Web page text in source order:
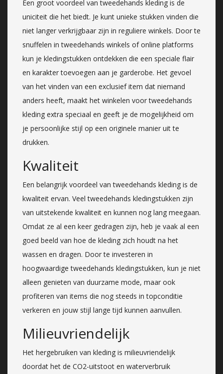
Een groot voordeel van tweedehands kleding is de
uniciteit die het biedt. Je kunt unieke stukken vinden die
niet langer verkrijgbaar zijn in reguliere winkels. Door te
snuffelen in tweedehands winkels of online platforms
kun je kledingstukken ontdekken die een speciale flair
en karakter toevoegen aan je garderobe. Het gevoel
van het vinden van een exclusief item dat niemand
anders heeft, maakt het winkelen voor tweedehands
kleding extra speciaal en geeft je de mogelijkheid om
je persoonlijke stijl op een originele manier uit te
drukken.
Kwaliteit
Een belangrijk voordeel van tweedehands kleding is de
kwaliteit ervan. Veel tweedehands kledingstukken zijn
van uitstekende kwaliteit en kunnen nog lang meegaan.
Omdat ze al een keer gedragen zijn, heb je vaak al een
goed beeld van hoe de kleding zich houdt na het
wassen en dragen. Door te investeren in
hoogwaardige tweedehands kledingstukken, kun je niet
alleen genieten van duurzame mode, maar ook
profiteren van items die nog steeds in topconditie
verkeren en jouw stijl lange tijd kunnen aanvullen.
Milieuvriendelijk
Het hergebruiken van kleding is milieuvriendelijk
doordat het de CO2-uitstoot en waterverbruik